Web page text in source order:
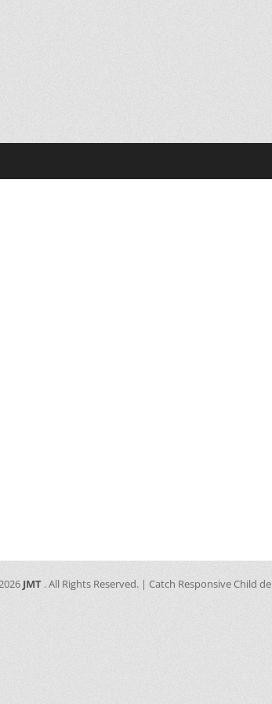
JMT . All Rights Reserved. | Catch Responsive Child de